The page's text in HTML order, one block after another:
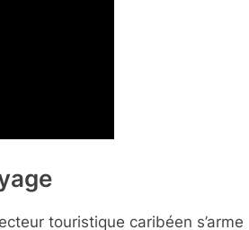
touristique caribéen s’arme